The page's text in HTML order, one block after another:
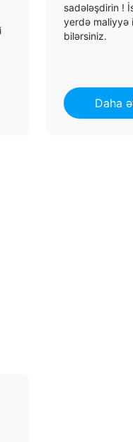
sadələşdirin !
yerdə maliyyə
bilərsiniz.
Daha